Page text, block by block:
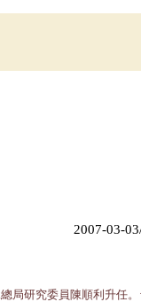
2007-03-
局研究委員陳順利升任